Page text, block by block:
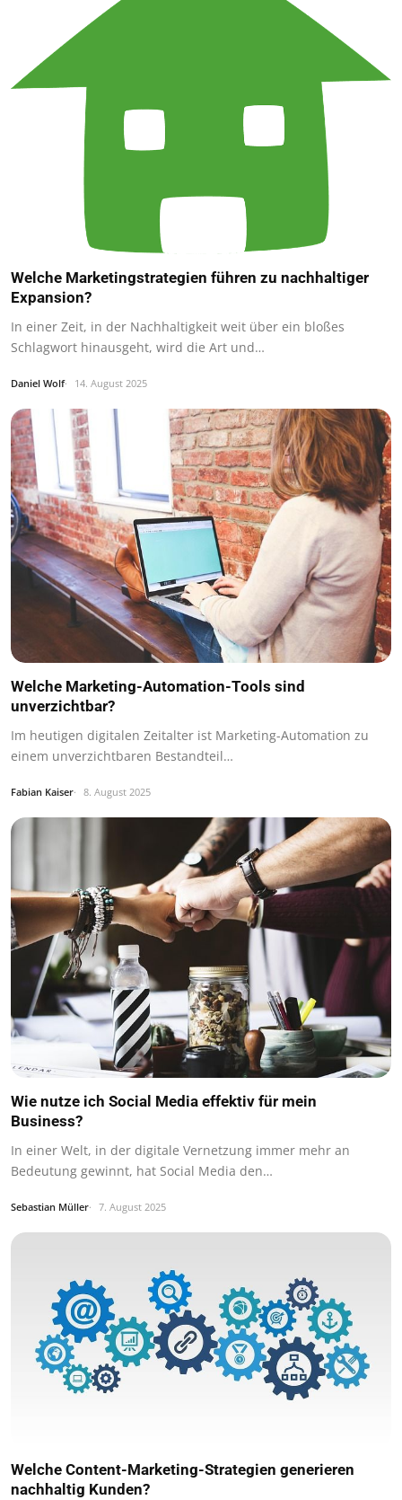
Welche Marketingstrategien führen zu nachhaltiger
Expansion?
In einer Zeit, in der Nachhaltigkeit weit über ein bloßes
Schlagwort hinausgeht, wird die Art und…
Daniel Wolf 14. August 2025
Welche Marketing-Automation-Tools sind
unverzichtbar?
Im heutigen digitalen Zeitalter ist Marketing-Automation zu
einem unverzichtbaren Bestandteil…
Fabian Kaiser 8. August 2025
Wie nutze ich Social Media effektiv für mein
Business?
In einer Welt, in der digitale Vernetzung immer mehr an
Bedeutung gewinnt, hat Social Media den…
Sebastian Müller 7. August 2025
Welche Content-Marketing-Strategien generieren
nachhaltig Kunden?